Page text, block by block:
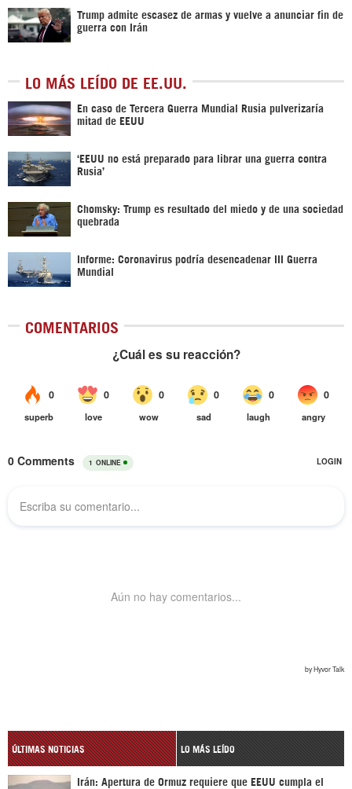
Trump admite escasez de armas y vuelve a anunciar fin de
guerra con Irán
LO MÁS LEÍDO DE EE.UU.
En caso de Tercera Guerra Mundial Rusia pulverizaría
mitad de EEUU
‘EEUU no está preparado para librar una guerra contra
Rusia’
Chomsky: Trump es resultado del miedo y de una sociedad
quebrada
Informe: Coronavirus podría desencadenar III Guerra
Mundial
COMENTARIOS
ÚLTIMAS NOTICIAS LO MÁS LEÍDO
Irán: Apertura de Ormuz requiere que EEUU cumpla el